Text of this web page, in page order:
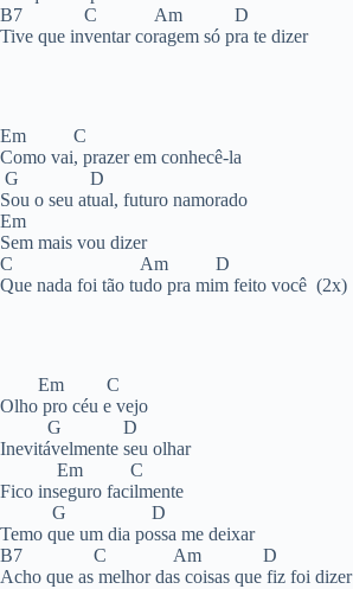
B7 C Am D
Tive que inventar coragem só pra te dizer
Em C
Como vai, prazer em conhecê-la
G D
Sou o seu atual, futuro namorado
Em
Sem mais vou dizer
C Am D
Que nada foi tão tudo pra mim feito você (2x)
Em C
Olho pro céu e vejo
G D
Inevitávelmente seu olhar
Em C
Fico inseguro facilmente
G D
Temo que um dia possa me deixar
B7 C Am D
Acho que as melhor das coisas que fiz foi dizer